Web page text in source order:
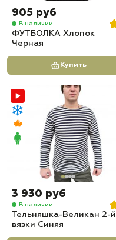
905 руб
В наличии
ФУТБОЛКА Хлопок
Черная
Купить
3 930 руб
В наличии
Тельняшка-Великан 2-й
вязки Синяя